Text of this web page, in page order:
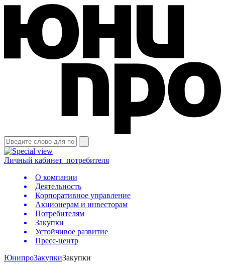
Личный кабинет потребителя
О компании
Деятельность
Корпоративное управление
Акционерам и инвесторам
Потребителям
Закупки
Устойчивое развитие
Пресс-центр
ЮнипроЗакупкиЗакупки